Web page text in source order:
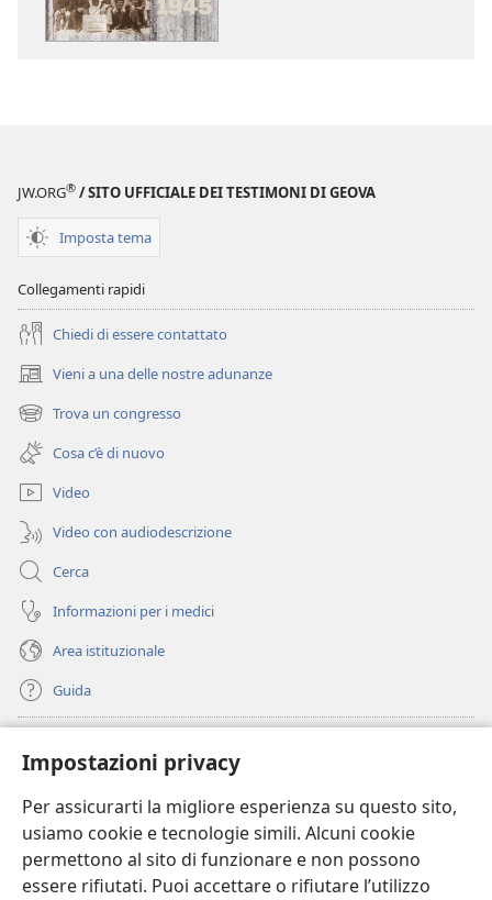
Impostazioni privacy
Per assicurarti la migliore esperienza su questo sito,
usiamo cookie e tecnologie simili. Alcuni cookie
permettono al sito di funzionare e non possono
essere rifiutati. Puoi accettare o rifiutare l’utilizzo
regime
JW.ORG® / SITO UFFICIALE DEI TESTIMONI DI GEOVA
Imposta tema
Collegamenti rapidi
Chiedi di essere contattato
Vieni a una delle nostre adunanze
(apre
una
nuova
finestra)
Trova un congresso
(apre
una
nuova
finestra)
Cosa c’è di nuovo
Video
Video con audiodescrizione
Cerca
Informazioni per i medici
Area istituzionale
Guida
(apre
una
nuova
finestra)
BIBLIOTECA ONLINE Watchtower
(apre
una
nuova
finestra)
JW Hub
(apre
una